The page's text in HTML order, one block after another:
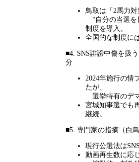
鳥取は「 2馬力
“自分の当選
制度を導入。
全国的な制度に
■4. SNS誹謗中傷を扱
分
2024年施行の情
たが、
選挙特有のデ
宮城知事選でも
継続。
■5. 専門家の指摘（白
現行公選法は
動画再生数に応